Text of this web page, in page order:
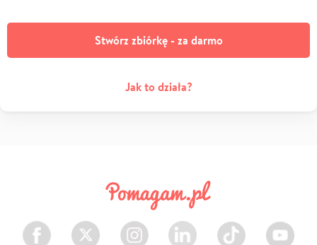
Stwórz zbiórkę - za darmo
Jak to działa?
Facebook Twitter Instagram LinkedIn TikTok Youtube